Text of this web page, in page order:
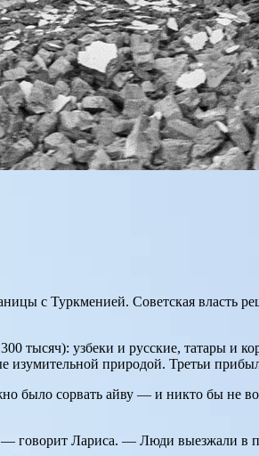
с Туркменией. Советская власть
тысяч): узбеки и русские, татары и
изумительной природой. Третьи
было сорвать айву — и никто бы не
говорит Лариса. — Люди выезжали в